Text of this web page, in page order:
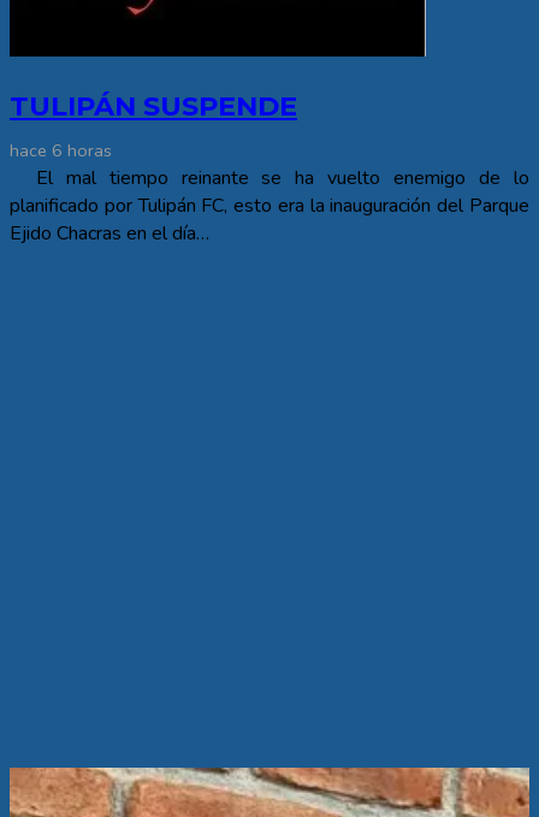
TULIPÁN SUSPENDE
hace 6 horas
El mal tiempo reinante se ha vuelto enemigo de lo
planificado por Tulipán FC, esto era la inauguración del Parque
Ejido Chacras en el día…